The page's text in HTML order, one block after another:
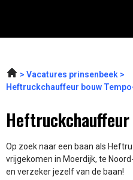
Vacatures prinsenbeek
Heftruckchauffeur bouw
Op zoek naar een baan als
vrijgekomen in Moerdijk, te
en verzeker jezelf van de baan!